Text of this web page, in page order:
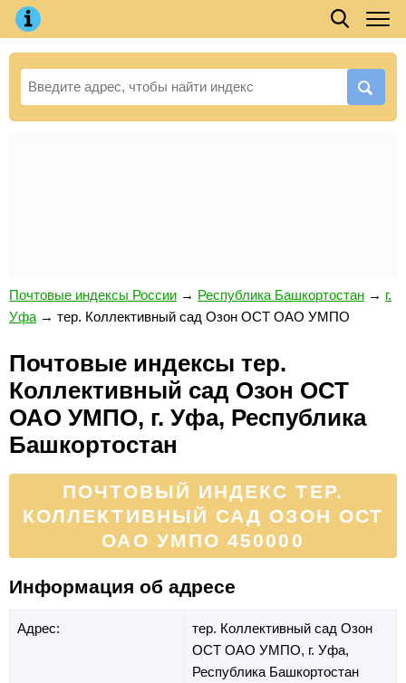
Почтовые индексы России → Республика Башкортостан → г.
Уфа → тер. Коллективный сад Озон ОСТ ОАО УМПО
Почтовые индексы тер.
Коллективный сад Озон ОСТ
ОАО УМПО, г. Уфа, Республика
Башкортостан
ПОЧТОВЫЙ ИНДЕКС ТЕР.
КОЛЛЕКТИВНЫЙ САД ОЗОН ОСТ
ОАО УМПО 450000
Информация об адресе
Адрес:
тер. Коллективный сад Озон
ОСТ ОАО УМПО, г. Уфа,
Республика Башкортостан